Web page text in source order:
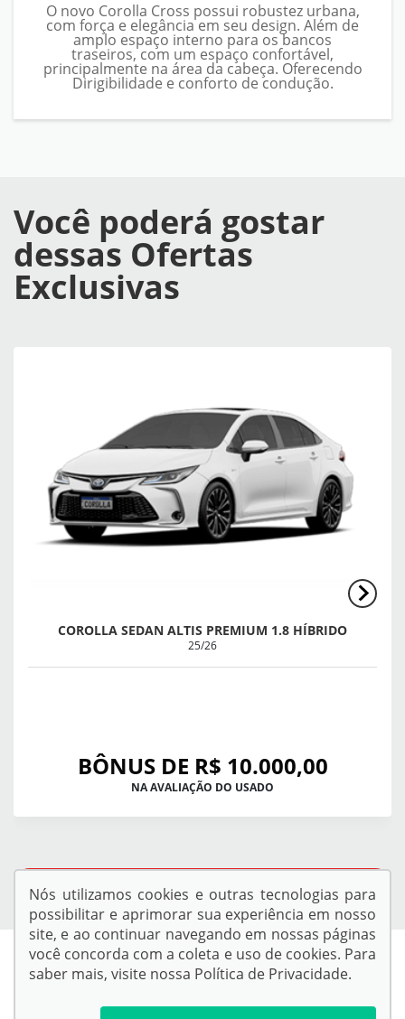
O novo Corolla Cross possui robustez urbana,
com força e elegância em seu design. Além de
amplo espaço interno para os bancos
traseiros, com um espaço confortável,
principalmente na área da cabeça. Oferecendo
Dirigibilidade e conforto de condução.
Você poderá gostar
dessas Ofertas
Exclusivas
COROLLA SEDAN ALTIS PREMIUM 1.8 HÍBRIDO
25/26
BÔNUS DE R$ 10.000,00
NA AVALIAÇÃO DO USADO
QUERO VER TODAS AS OFERTAS
Nós utilizamos cookies e outras tecnologias para
possibilitar e aprimorar sua experiência em nosso
site, e ao continuar navegando em nossas páginas
você concorda com a coleta e uso de cookies. Para
saber mais, visite nossa Política de Privacidade.